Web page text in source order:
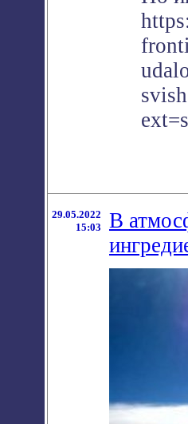
29.05.2022
15:03
В